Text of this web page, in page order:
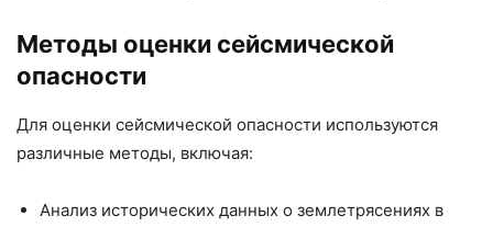
Методы оценки сейсмической
опасности
Для оценки сейсмической опасности используются
различные методы, включая:
Анализ исторических данных о землетрясениях в